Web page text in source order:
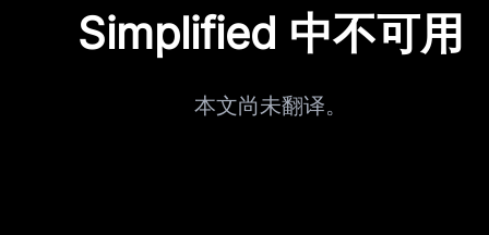
Simplified 中不可用
本文尚未翻译。